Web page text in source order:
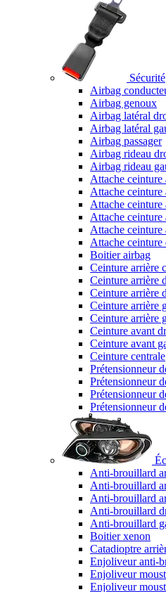
Sécurité
Airbag
Airbag genoux
Airbag latéral
Airbag latéral
Airbag passager
Airbag rideau
Airbag rideau
Attache ceinture
Attache ceinture
Attache ceinture
Attache ceinture
Attache ceinture
Attache ceinture
Boitier airbag
Ceinture arrière
Ceinture arrière
Ceinture arrière
Ceinture arrière
Ceinture arrière
Ceinture avant
Ceinture avant
Ceinture centrale
Prétensionneur
Prétensionneur
Prétensionneur
Prétensionneur
Anti-brouillard
Anti-brouillard
Anti-brouillard
Anti-brouillard
Anti-brouillard
Boitier xenon
Catadioptre
Enjoliveur anti-
Enjoliveur
Enjoliveur